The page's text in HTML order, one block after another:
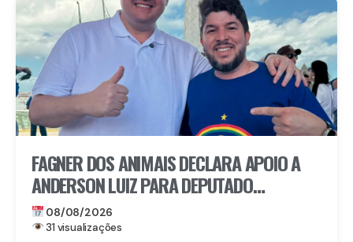
FAGNER DOS ANIMAIS DECLARA APOIO A
ANDERSON LUIZ PARA DEPUTADO
ESTADUAL
08/08/2026
31 visualizações